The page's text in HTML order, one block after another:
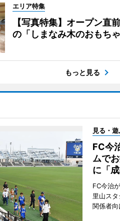
エリア特集
【写真特集】オープン直
の「しまなみ木のおもち
もっと見る
見る・遊
FC今
ムで
に「成
FC今治
里山ス
関係者向